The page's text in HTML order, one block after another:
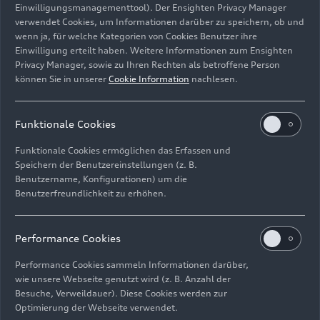
Blick auf das museum mobile am Hauptsitz des Audi
Konzerns in Ingolstadt.
Bild-Nr: A234329 · Copyright: AUDI AG
Rechte: Verwendung für Pressezwecke honorarfrei
ImpressumRechtliches
Hinweisgebersystem
Informationen zur BarrierefreiheitKontakt
© 2026 AUDI AG. Alle Rechte vorbehalten.
Einwilligungsmanagementtool). Der Ensighten Privacy Manager
verwendet Cookies, um Informationen darüber zu speichern, ob und
wenn ja, für welche Kategorien von Cookies Benutzer ihre
Einwilligung erteilt haben. Weitere Informationen zum Ensighten
Privacy Manager, sowie zu Ihren Rechten als betroffene Person
können Sie in unserer Cookie Information nachlesen.
Funktionale Cookies
Funktionale Cookies ermöglichen das Erfassen und
Speichern der Benutzereinstellungen (z. B.
Benutzername, Konfigurationen) um die
Benutzerfreundlichkeit zu erhöhen.
Performance Cookies
Performance Cookies sammeln Informationen darüber,
wie unsere Webseite genutzt wird (z. B. Anzahl der
Besuche, Verweildauer). Diese Cookies werden zur
Optimierung der Webseite verwendet.